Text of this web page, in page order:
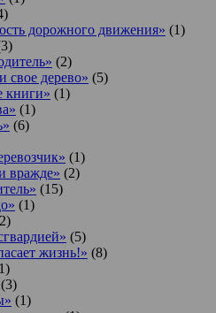
дорожного движения» (1)
(2)
свое дерево» (5)
книги» (1)
(1)
(6)
(1)
вражде» (2)
(15)
(1)
(5)
жизнь!» (8)
(3)
(1)